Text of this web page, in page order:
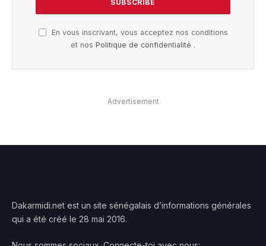
En vous inscrivant, vous acceptez nos conditions
et nos Politique de confidentialité .
Advertisement
Dakarmidi.net est un site sénégalais d’informations générales
qui a été créé le 28 mai 2016.